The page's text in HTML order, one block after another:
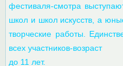
фестиваля-смотра
школ и школ искусств, а
творческие работы.
всех участников-возраст
до 11 лет.